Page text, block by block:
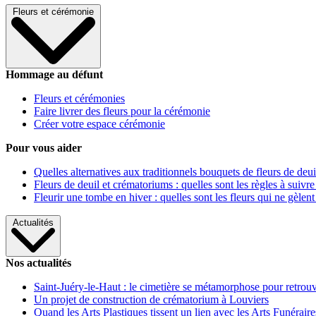
Fleurs et cérémonie
Hommage au défunt
Fleurs et cérémonies
Faire livrer des fleurs pour la cérémonie
Créer votre espace cérémonie
Pour vous aider
Quelles alternatives aux traditionnels bouquets de fleurs de
Fleurs de deuil et crématoriums : quelles sont les règles à
Fleurir une tombe en hiver : quelles sont les fleurs qui ne gèlent
Actualités
Nos actualités
Saint-Juéry-le-Haut : le cimetière se métamorphose pour
Un projet de construction de crématorium à Louviers
Quand les Arts Plastiques tissent un lien avec les Arts